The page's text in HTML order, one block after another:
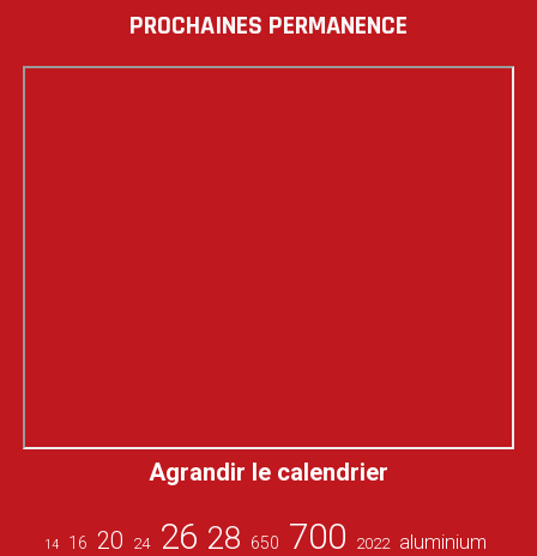
PROCHAINES PERMANENCE
Agrandir le calendrier
14 16 20 24 26 28 650 700 2022 aluminium